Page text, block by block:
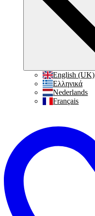
English (UK)
Ελληνικά
Nederlands
Français